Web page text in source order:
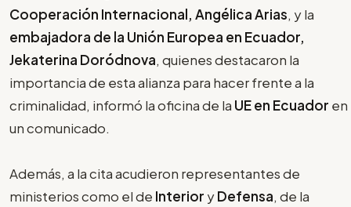
Cooperación Internacional, Angélica Arias, y la
embajadora de la Unión Europea en Ecuador,
Jekaterina Doródnova, quienes destacaron la
importancia de esta alianza para hacer frente a la
criminalidad, informó la oficina de la UE en Ecuador en
un comunicado.
Además, a la cita acudieron representantes de
ministerios como el de Interior yDefensa, de la